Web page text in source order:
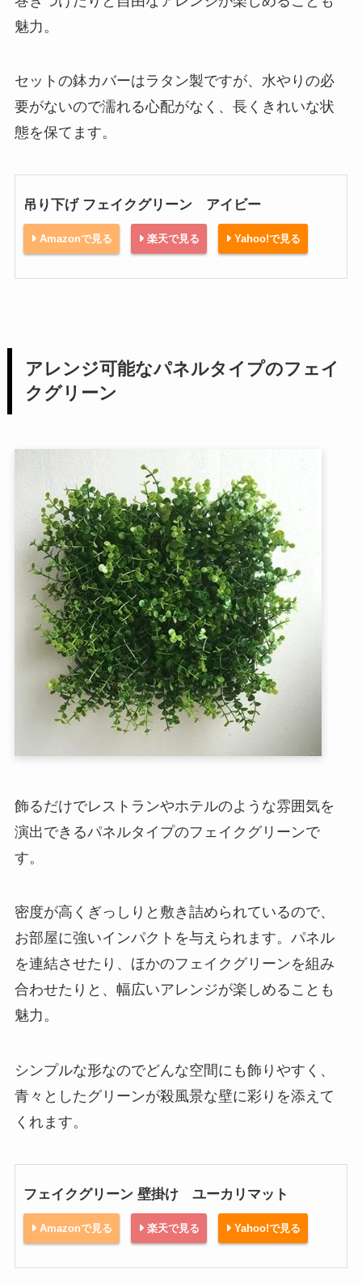
魅力。
セットの鉢カバーはラタン製ですが、水やりの必
要がないので濡れる心配がなく、長くきれいな状
態を保てます。
吊り下げ フェイクグリーン アイビー
Amazonで見る 楽天で見る Yahoo!で見る
アレンジ可能なパネルタイプのフェイ
クグリーン
飾るだけでレストランやホテルのような雰囲気を
演出できるパネルタイプのフェイクグリーンで
す。
密度が高くぎっしりと敷き詰められているので、
お部屋に強いインパクトを与えられます。パネル
を連結させたり、ほかのフェイクグリーンを組み
合わせたりと、幅広いアレンジが楽しめることも
魅力。
シンプルな形なのでどんな空間にも飾りやすく、
青々としたグリーンが殺風景な壁に彩りを添えて
くれます。
フェイクグリーン 壁掛け ユーカリマット
Amazonで見る 楽天で見る Yahoo!で見る